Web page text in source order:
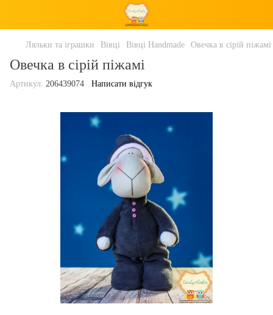
Ляльки та іграшки Вівці Вівці Handmade Овечка в сірій піжамі
Овечка в сірій піжамі
Артикул: 206439074 Написати відгук